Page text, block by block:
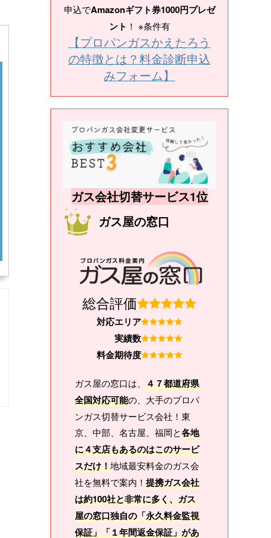
申込でAmazonギフト券1000円プレゼ
ント ！ ※条件有
【プロパンガスかえたろう
の特徴とは？料金診断申込
みフォーム】
ガス会社切替サービス1位
ガス屋の窓口
総合評価
対応エリア
実績数
料金期待度
ガス屋の窓口は、 ４７都道府県
全国対応可能の、大手のプロパ
ンガス切替サービス会社！東
京、中部、名古屋、福岡と各地
に４支店もあるのはこのサービ
スだけ！地域最安料金のガス会
社を無料で案内！ 提携ガス会社
は約100社と非常に多く、ガス
屋の窓口独自の「永久料金監視
保証」「１年間返金保証」があ